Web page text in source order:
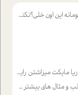
و شیر میخوردی که به اینا میگی کودک
خب ادم خبره میره نصب میکنه میخونه ولی هرکسی گوشیش ظرفیتش نداره باتشکر
های بیشتر ی ارایه دهید